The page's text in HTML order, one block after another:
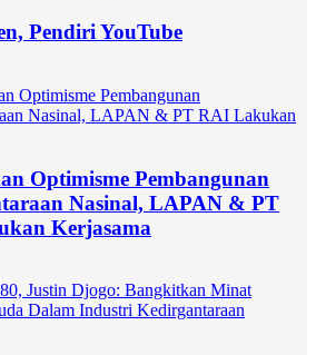
Pendiri YouTube
Optimisme Pembangunan
Nasinal, LAPAN & PT
Kerjasama